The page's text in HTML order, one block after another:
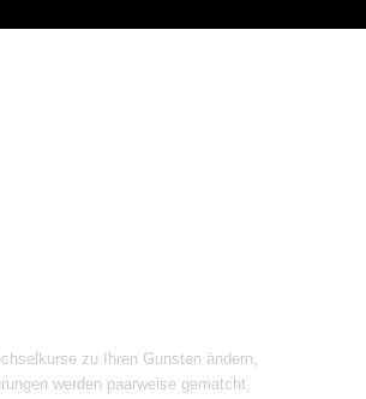
zu Ihren Gunsten ändern,
werden paarweise gematcht,